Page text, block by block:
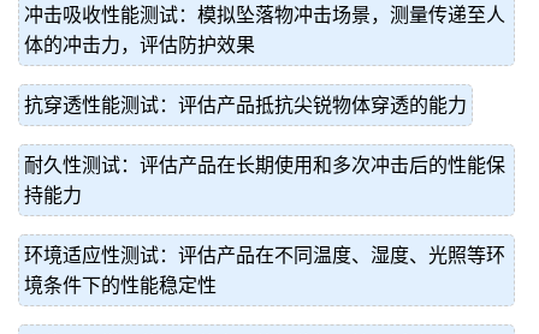
冲击吸收性能测试：模拟坠落物冲击场景，测量传递至人
体的冲击力，评估防护效果
抗穿透性能测试：评估产品抵抗尖锐物体穿透的能力
耐久性测试：评估产品在长期使用和多次冲击后的性能保
持能力
环境适应性测试：评估产品在不同温度、湿度、光照等环
境条件下的性能稳定性